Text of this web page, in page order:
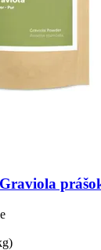
Graviola